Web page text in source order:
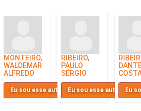
MONTEIRO,
WALDEMAR
ALFREDO
Eu sou esse autor
RIBEIRO,
PAULO
SÉRGIO
Eu sou esse autor Eu